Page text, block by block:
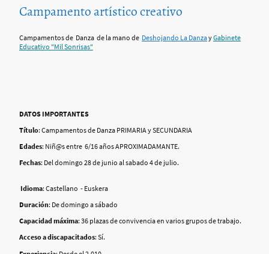
Campamento artístico creativo
Campamentos de Danza de la mano de Deshojando La DanzayGabinete
Educativo "Mil Sonrisas"
DATOS IMPORTANTES
Título: Campamentos de Danza PRIMARIA y SECUNDARIA
Edades: Niñ@s entre 6/16 años APROXIMADAMANTE.
Fechas: Del domingo 28 de junio al sabado 4 de julio.
Idioma: Castellano - Euskera
Duración: De domingo a sábado
Capacidad máxima: 36 plazas de convivencia en varios grupos de trabajo.
Acceso a discapacitados: Sí.